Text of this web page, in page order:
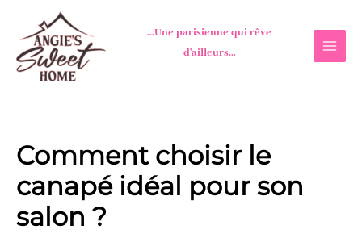
contenu
...Une parisienne qui rêve
d'ailleurs...
Comment choisir le
canapé idéal pour son
salon ?